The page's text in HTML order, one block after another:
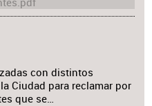
con distintos
Ciudad para reclamar por
que se…